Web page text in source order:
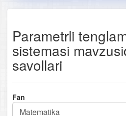
Parametrli
sistemasi
savollari
Fan